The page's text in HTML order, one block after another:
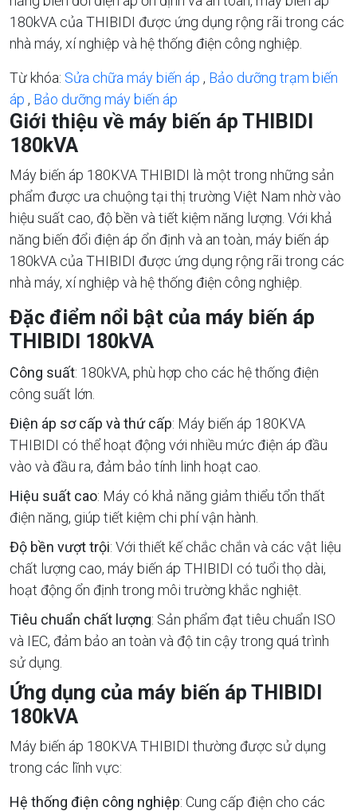
180kVA của THIBIDI được ứng dụng rộng rãi trong các
nhà máy, xí nghiệp và hệ thống điện công nghiệp.
Từ khóa: Sửa chữa máy biến áp , Bảo dưỡng trạm biến
áp , Bảo dưỡng máy biến áp
Giới thiệu về máy biến áp THIBIDI
180kVA
Máy biến áp 180KVA THIBIDI là một trong những sản
phẩm được ưa chuộng tại thị trường Việt Nam nhờ vào
hiệu suất cao, độ bền và tiết kiệm năng lượng. Với khả
năng biến đổi điện áp ổn định và an toàn, máy biến áp
180kVA của THIBIDI được ứng dụng rộng rãi trong các
nhà máy, xí nghiệp và hệ thống điện công nghiệp.
Đặc điểm nổi bật của máy biến áp
THIBIDI 180kVA
Công suất: 180kVA, phù hợp cho các hệ thống điện
công suất lớn.
Điện áp sơ cấp và thứ cấp: Máy biến áp 180KVA
THIBIDI có thể hoạt động với nhiều mức điện áp đầu
vào và đầu ra, đảm bảo tính linh hoạt cao.
Hiệu suất cao: Máy có khả năng giảm thiểu tổn thất
điện năng, giúp tiết kiệm chi phí vận hành.
Độ bền vượt trội: Với thiết kế chắc chắn và các vật liệu
chất lượng cao, máy biến áp THIBIDI có tuổi thọ dài,
hoạt động ổn định trong môi trường khắc nghiệt.
Tiêu chuẩn chất lượng: Sản phẩm đạt tiêu chuẩn ISO
và IEC, đảm bảo an toàn và độ tin cậy trong quá trình
sử dụng.
Ứng dụng của máy biến áp THIBIDI
180kVA
Máy biến áp 180KVA THIBIDI thường được sử dụng
trong các lĩnh vực:
Hệ thống điện công nghiệp: Cung cấp điện cho các